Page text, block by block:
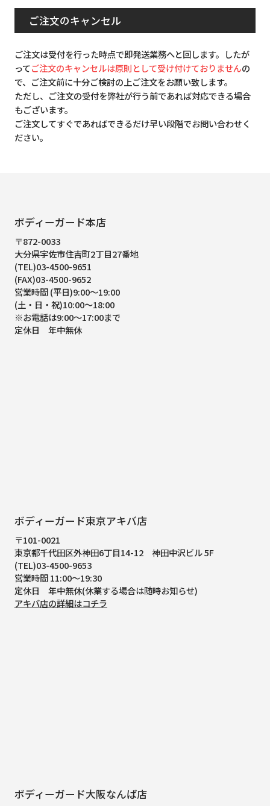
ご注文のキャンセル
ご注文は受付を行った時点で即発送業務へと回します。したが
ってご注文のキャンセルは原則として受け付けておりませんの
で、ご注文前に十分ご検討の上ご注文をお願い致します。
ただし、ご注文の受付を弊社が行う前であれば対応できる場合
もございます。
ご注文してすぐであればできるだけ早い段階でお問い合わせく
ださい。
ボディーガード本店
〒872-0033
大分県宇佐市住吉町2丁目27番地
(TEL)03-4500-9651
(FAX)03-4500-9652
営業時間 (平日)9:00～19:00
(土・日・祝)10:00～18:00
※お電話は9:00～17:00まで
定休日 年中無休
ボディーガード東京アキバ店
〒101-0021
東京都千代田区外神田6丁目14-12 神田中沢ビル 5F
(TEL)03-4500-9653
営業時間 11:00～19:30
定休日 年中無休(休業する場合は随時お知らせ)
アキバ店の詳細はコチラ
ボディーガード大阪なんば店